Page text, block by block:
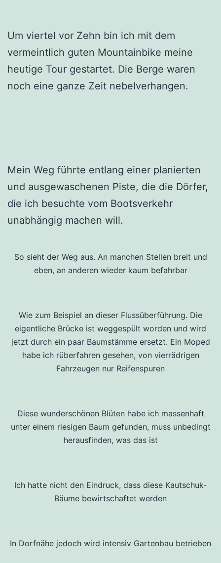
Um viertel vor Zehn bin ich mit dem
vermeintlich guten Mountainbike meine
heutige Tour gestartet. Die Berge waren
noch eine ganze Zeit nebelverhangen.
Mein Weg führte entlang einer planierten
und ausgewaschenen Piste, die die Dörfer,
die ich besuchte vom Bootsverkehr
unabhängig machen will.
So sieht der Weg aus. An manchen Stellen breit und
eben, an anderen wieder kaum befahrbar
Wie zum Beispiel an dieser Flussüberführung. Die
eigentliche Brücke ist weggespült worden und wird
jetzt durch ein paar Baumstämme ersetzt. Ein Moped
habe ich rüberfahren gesehen, von vierrädrigen
Fahrzeugen nur Reifenspuren
Diese wunderschönen Blüten habe ich massenhaft
unter einem riesigen Baum gefunden, muss unbedingt
herausfinden, was das ist
Ich hatte nicht den Eindruck, dass diese Kautschuk-
Bäume bewirtschaftet werden
In Dorfnähe jedoch wird intensiv Gartenbau betrieben